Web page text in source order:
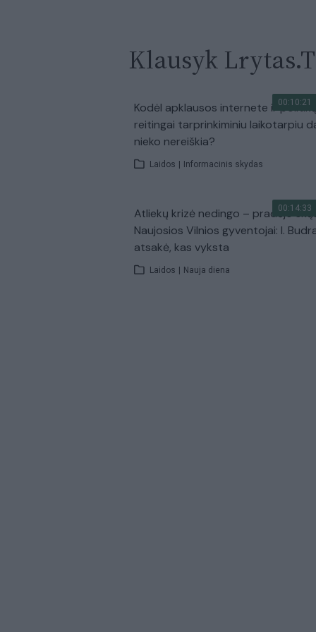
Klausyk
00:10:21
Kodėl apklausos internete ir
reitingai tarprinkiminiu laikotarpiu
nieko nereiškia?
Laidos | Informacinis skydas
00:14:33
Atliekų krizė nedingo – pradėjo
Naujosios Vilnios gyventojai: I.
atsakė, kas vyksta
Laidos | Nauja diena